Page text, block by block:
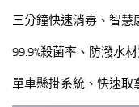
三分鐘快速消毒、智慧
99.9%殺菌率、防潑水
單車懸掛系統、快速取